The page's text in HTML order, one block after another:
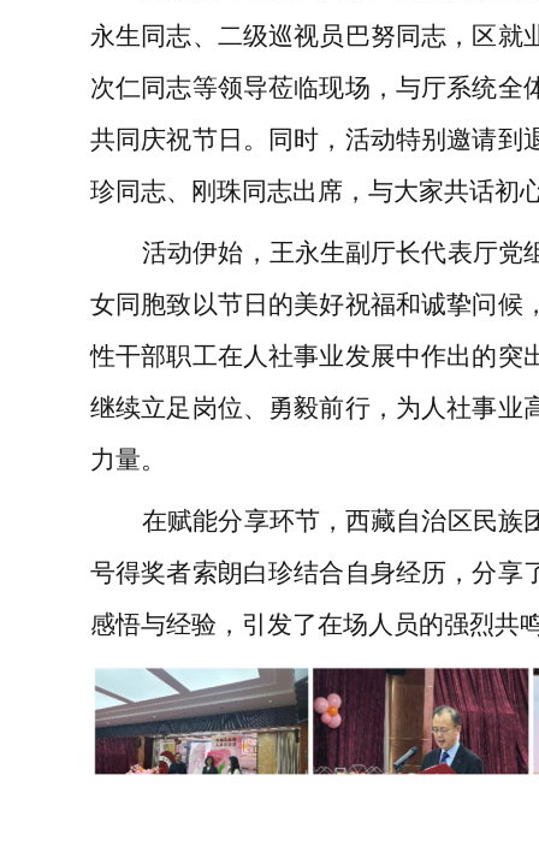
永生同志、二级巡视员巴努同志，区就
次仁同志等领导莅临现场，与厅系统全
共同庆祝节日。同时，活动特别邀请到
珍同志、刚珠同志出席，与大家共话初
活动伊始，王永生副厅长代表厅党
女同胞致以节日的美好祝福和诚挚问候
性干部职工在人社事业发展中作出的突
继续立足岗位、勇毅前行，为人社事业
力量。
在赋能分享环节，西藏自治区民族
号得奖者索朗白珍结合自身经历，分享
感悟与经验，引发了在场人员的强烈共